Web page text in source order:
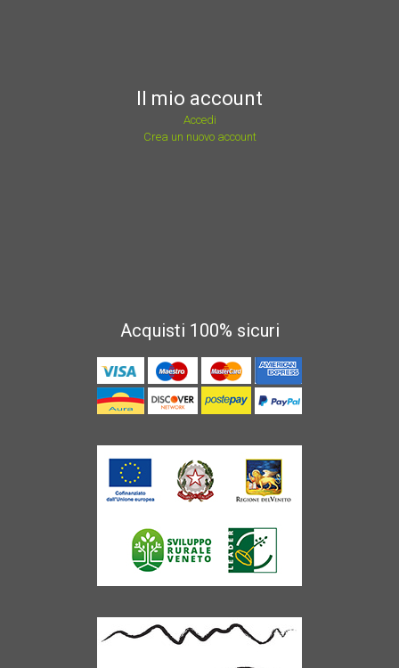
Il mio account
Accedi
Crea un nuovo account
Acquisti 100% sicuri